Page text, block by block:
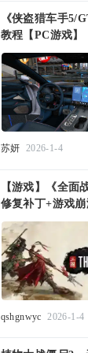
《侠盗猎车手5/
教程【PC游戏】
苏妍 2026-1-4
【游戏】《全
修复补丁+游戏
qshgnwyc 2026-1-4